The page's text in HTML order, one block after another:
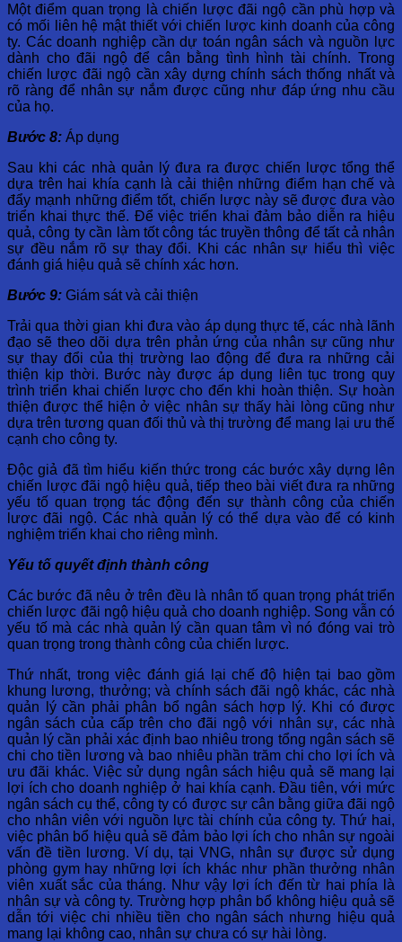
Một điểm quan trọng là chiến lược đãi ngộ cần phù hợp và
có mối liên hệ mật thiết với chiến lược kinh doanh của công
ty. Các doanh nghiệp cần dự toán ngân sách và nguồn lực
dành cho đãi ngộ để cân bằng tình hình tài chính. Trong
chiến lược đãi ngộ cần xây dựng chính sách thống nhất và
rõ ràng để nhân sự nắm được cũng như đáp ứng nhu cầu
của họ.
Bước 8: Áp dụng
Sau khi các nhà quản lý đưa ra được chiến lược tổng thể
dựa trên hai khía cạnh là cải thiện những điểm hạn chế và
đẩy mạnh những điểm tốt, chiến lược này sẽ được đưa vào
triển khai thực thế. Để việc triển khai đảm bảo diễn ra hiệu
quả, công ty cần làm tốt công tác truyền thông để tất cả nhân
sự đều nắm rõ sự thay đổi. Khi các nhân sự hiểu thì việc
đánh giá hiệu quả sẽ chính xác hơn.
Bước 9: Giám sát và cải thiện
Trải qua thời gian khi đưa vào áp dụng thực tế, các nhà lãnh
đạo sẽ theo dõi dựa trên phản ứng của nhân sự cũng như
sự thay đổi của thị trường lao động để đưa ra những cải
thiện kịp thời. Bước này được áp dụng liên tục trong quy
trình triển khai chiến lược cho đến khi hoàn thiện. Sự hoàn
thiện được thể hiện ở việc nhân sự thấy hài lòng cũng như
dựa trên tương quan đối thủ và thị trường để mang lại ưu thế
cạnh cho công ty.
Độc giả đã tìm hiểu kiến thức trong các bước xây dựng lên
chiến lược đãi ngộ hiệu quả, tiếp theo bài viết đưa ra những
yếu tố quan trọng tác động đến sự thành công của chiến
lược đãi ngộ. Các nhà quản lý có thể dựa vào để có kinh
nghiệm triển khai cho riêng mình.
Yếu tố quyết định thành công
Các bước đã nêu ở trên đều là nhân tố quan trọng phát triển
chiến lược đãi ngộ hiệu quả cho doanh nghiệp. Song vẫn có
yếu tố mà các nhà quản lý cần quan tâm vì nó đóng vai trò
quan trọng trong thành công của chiến lược.
Thứ nhất, trong việc đánh giá lại chế độ hiện tại bao gồm
khung lương, thưởng; và chính sách đãi ngộ khác, các nhà
quản lý cần phải phân bổ ngân sách hợp lý. Khi có được
ngân sách của cấp trên cho đãi ngộ với nhân sự, các nhà
quản lý cần phải xác định bao nhiêu trong tổng ngân sách sẽ
chi cho tiền lương và bao nhiêu phần trăm chi cho lợi ích và
ưu đãi khác. Việc sử dụng ngân sách hiệu quả sẽ mang lại
lợi ích cho doanh nghiệp ở hai khía cạnh. Đầu tiên, với mức
ngân sách cụ thể, công ty có được sự cân bằng giữa đãi ngộ
cho nhân viên với nguồn lực tài chính của công ty. Thứ hai,
việc phân bổ hiệu quả sẽ đảm bảo lợi ích cho nhân sự ngoài
vấn đề tiền lương. Ví dụ, tại VNG, nhân sự được sử dụng
phòng gym hay những lợi ích khác như phần thưởng nhân
viên xuất sắc của tháng. Như vậy lợi ích đến từ hai phía là
nhân sự và công ty. Trường hợp phân bổ không hiệu quả sẽ
dẫn tới việc chi nhiều tiền cho ngân sách nhưng hiệu quả
mang lại không cao, nhân sự chưa có sự hài lòng.